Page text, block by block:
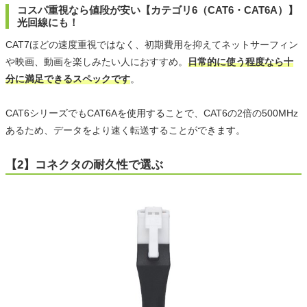
コスパ重視なら値段が安い【カテゴリ6（CAT6・CAT6A）】
光回線にも！
CAT7ほどの速度重視ではなく、初期費用を抑えてネットサーフィン
や映画、動画を楽しみたい人におすすめ。 日常的に使う程度なら十
分に満足できるスペックです。
CAT6シリーズでもCAT6Aを使用することで、CAT6の2倍の500MHz
あるため、データをより速く転送することができます。
【2】コネクタの耐久性で選ぶ